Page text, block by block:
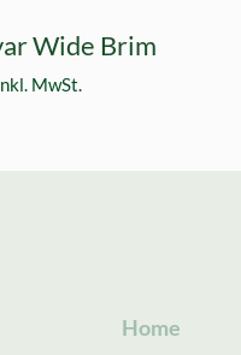
Wide Brim
MwSt.
Home